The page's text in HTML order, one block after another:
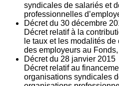
syndicales de salariés et
professionnelles
Décret du 30 décembre
Décret relatif à la
le taux et les modalités
des employeurs au
Décret du 28 janvier 2015
Décret relatif au
organisations syndicales